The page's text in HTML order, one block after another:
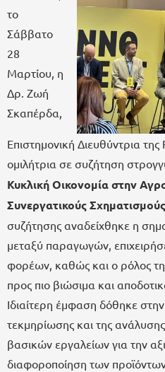
το
Σάββατο
28
Μαρτίου, η
Δρ. Ζωή
Σκαπέρδα,
Επιστημονική Διευθύντρια
ομιλήτρια σε συζήτηση
Κυκλική Οικονομία στην
Συνεργατικούς
συζήτησης αναδείχθηκε η
μεταξύ παραγωγών,
φορέων, καθώς και ο ρόλος
προς πιο βιώσιμα και
Ιδιαίτερη έμφαση δόθηκε
τεκμηρίωσης και της
βασικών εργαλείων για την
διαφοροποίηση των